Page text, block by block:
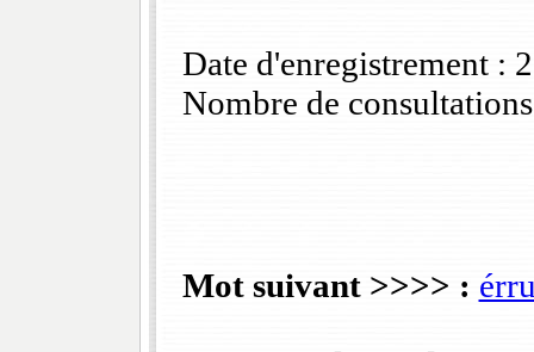
Date d'enregistrement :
Nombre de
Mot suivant >>>> :